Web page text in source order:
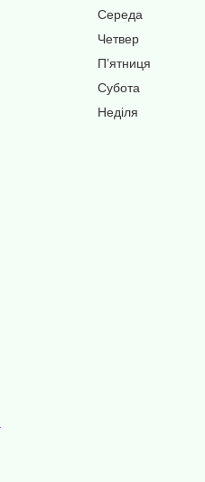
Середа
Четвер
Пʼятниця
Субота
Неділя